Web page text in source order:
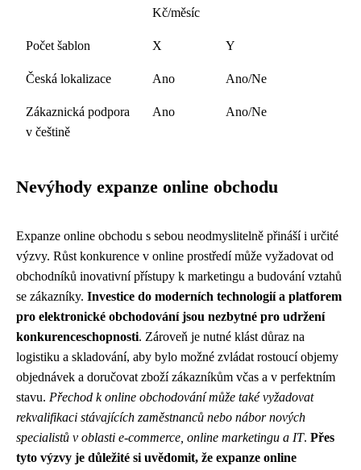
Kč/měsíc
Počet šablon X Y
Česká lokalizace Ano Ano/Ne
Zákaznická podpora
v češtině
Ano Ano/Ne
Nevýhody expanze online obchodu
Expanze online obchodu s sebou neodmyslitelně přináší i určité
výzvy. Růst konkurence v online prostředí může vyžadovat od
obchodníků inovativní přístupy k marketingu a budování vztahů
se zákazníky. Investice do moderních technologií a platforem
pro elektronické obchodování jsou nezbytné pro udržení
konkurenceschopnosti. Zároveň je nutné klást důraz na
logistiku a skladování, aby bylo možné zvládat rostoucí objemy
objednávek a doručovat zboží zákazníkům včas a v perfektním
stavu. Přechod k online obchodování může také vyžadovat
rekvalifikaci stávajících zaměstnanců nebo nábor nových
specialistů v oblasti e-commerce, online marketingu a IT. Přes
tyto výzvy je důležité si uvědomit, že expanze online